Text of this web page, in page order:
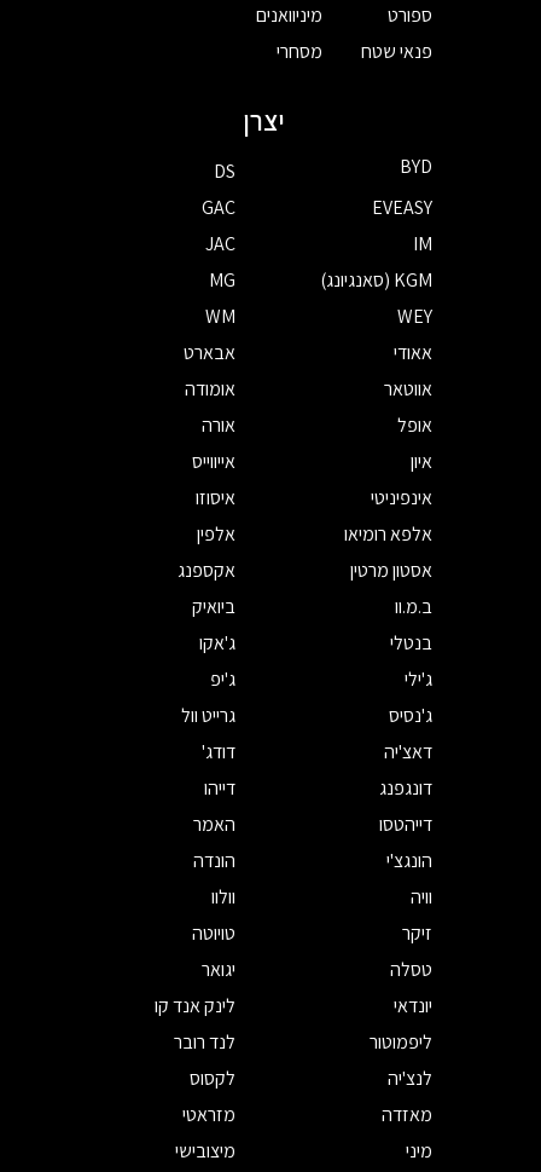
ספורט
פנאי שטח
מיניוואנים
מסחרי
יצרן
BYD
DS
EVEASY
GAC
IM
JAC
KGM (סאנגיונג)
MG
WEY
WM
אאודי
אבארט
אווטאר
אומודה
אופל
אורה
איון
אייווייס
אינפיניטי
איסוזו
אלפא רומיאו
אלפין
אסטון מרטין
אקספנג
ב.מ.וו
ביואיק
בנטלי
ג'אקו
ג'ילי
ג'יפ
ג'נסיס
גרייט וול
דאצ'יה
דודג'
דונגפנג
דייהו
דייהטסו
האמר
הונגצ'י
הונדה
וויה
וולוו
זיקר
טויוטה
טסלה
יגואר
יונדאי
לינק אנד קו
ליפמוטור
לנד רובר
לנצ'יה
לקסוס
מאזדה
מזראטי
מיני
מיצובישי